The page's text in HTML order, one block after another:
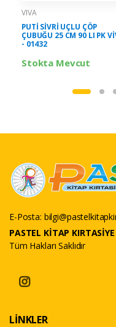
VIVA
PUTİ SİVRİ UÇLU ÇÖP
ÇUBUĞU 25 CM 90 LI PK
- 01432
Stokta Mevcut
E-Posta:
PASTEL KİTAP
Tüm Hakları Saklıdır
LİNKLER